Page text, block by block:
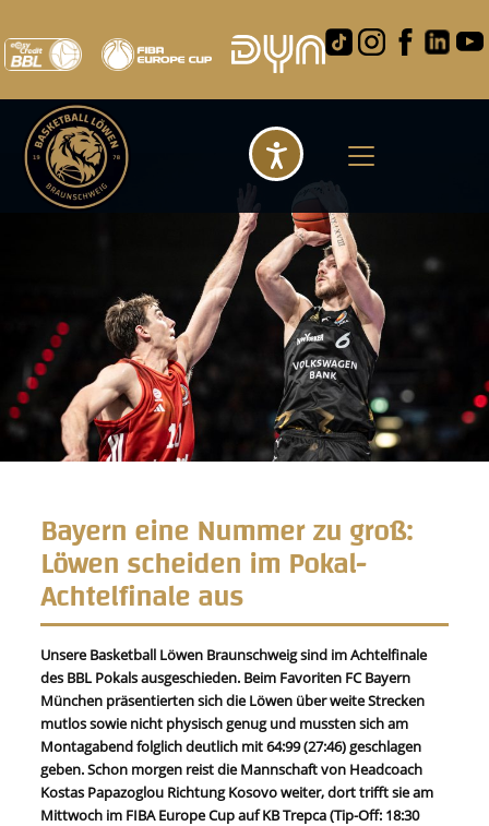
Bayern eine Nummer zu groß:
Löwen scheiden im Pokal-
Achtelfinale aus
Unsere Basketball Löwen Braunschweig sind im Achtelfinale
des BBL Pokals ausgeschieden. Beim Favoriten FC Bayern
München präsentierten sich die Löwen über weite Strecken
mutlos sowie nicht physisch genug und mussten sich am
Montagabend folglich deutlich mit 64:99 (27:46) geschlagen
geben. Schon morgen reist die Mannschaft von Headcoach
Kostas Papazoglou Richtung Kosovo weiter, dort trifft sie am
Mittwoch im FIBA Europe Cup auf KB Trepca (Tip-Off: 18:30